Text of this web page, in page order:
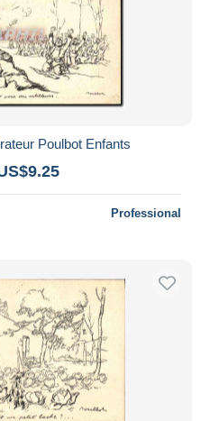
Poulbot Enfants
Professional